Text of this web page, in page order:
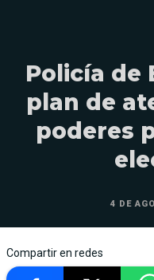
Policía de
plan de
poderes
4 DE
Compartir en redes